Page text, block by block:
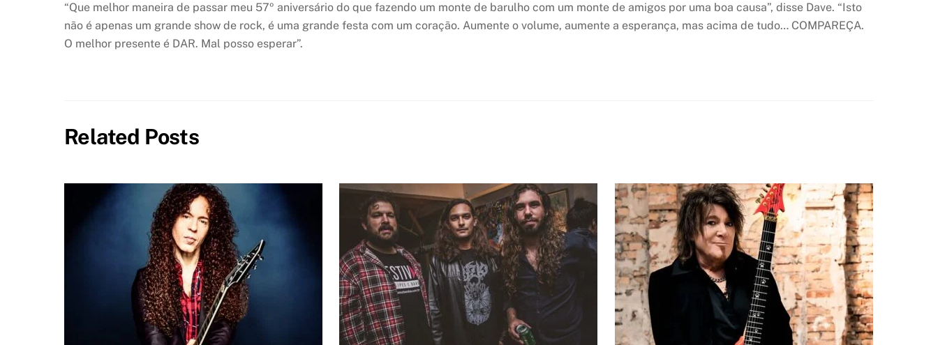
“Que melhor maneira de passar meu 57º aniversário do que fazendo um monte de barulho com um monte de amigos por uma boa causa”, disse Dave. “Isto
não é apenas um grande show de rock, é uma grande festa com um coração. Aumente o volume, aumente a esperança, mas acima de tudo… COMPAREÇA.
O melhor presente é DAR. Mal posso esperar”.
Related Posts